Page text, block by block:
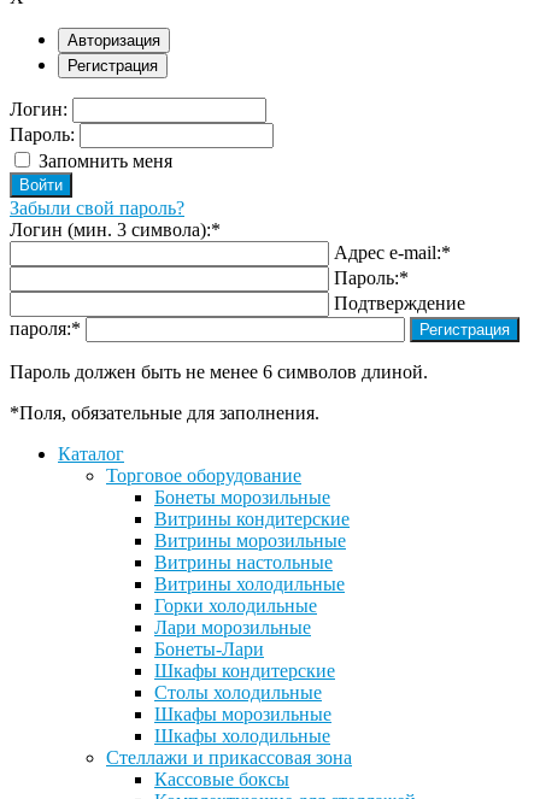
Авторизация
Регистрация
Логин:
Пароль:
Запомнить меня
Забыли свой пароль?
Логин (мин. 3 символа):*
Адрес e-mail:*
Пароль:*
Подтверждение
пароля:*
Пароль должен быть не менее 6 символов длиной.
*Поля, обязательные для заполнения.
Каталог
Торговое оборудование
Бонеты морозильные
Витрины кондитерские
Витрины морозильные
Витрины настольные
Витрины холодильные
Горки холодильные
Лари морозильные
Бонеты-Лари
Шкафы кондитерские
Столы холодильные
Шкафы морозильные
Шкафы холодильные
Стеллажи и прикассовая зона
Кассовые боксы